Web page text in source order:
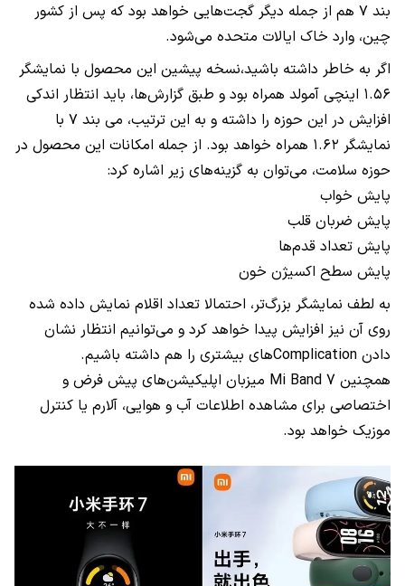
بند ۷ هم از جمله دیگر گجت‌هایی خواهد بود که پس از کشور
چین، وارد خاک ایالات متحده می‌شود.
اگر به خاطر داشته باشید،‌نسخه پیشین این محصول با نمایشگر
۱.۵۶ اینچی آمولد همراه بود و طبق گزارش‌ها، باید انتظار اندکی
افزایش در این حوزه را داشته و به این ترتیب، می بند ۷ با
نمایشگر ۱.۶۲ همراه خواهد بود. از جمله امکانات این محصول در
حوزه سلامت، می‌توان به گزینه‌های زیر اشاره کرد:
پایش خواب
پایش ضربان قلب
پایش تعداد قدم‌ها
پایش سطح اکسیژن خون
به لطف نمایشگر بزرگ‌تر، احتمالا تعداد اقلام نمایش داده شده
روی آن نیز افزایش پیدا خواهد کرد و می‌توانیم انتظار نشان
دادن Complicationهای بیشتری را هم داشته باشیم.
همچنین Mi Band 7 میزبان اپلیکیشن‌های پیش فرض و
اختصاصی برای مشاهده اطلاعات آب و هوایی، آلارم یا کنترل
موزیک خواهد بود.